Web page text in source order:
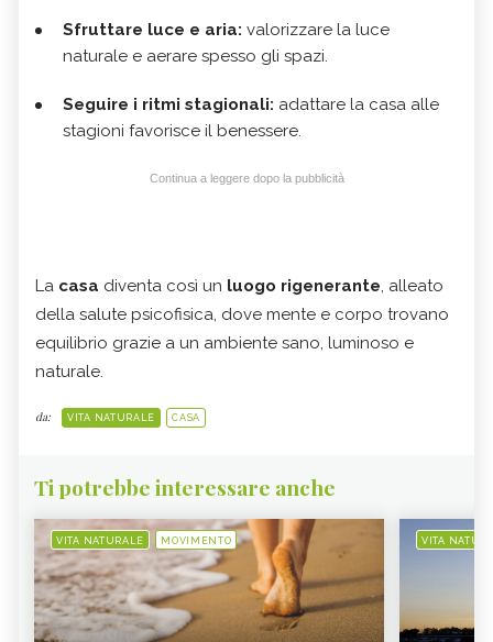
Sfruttare luce e aria: valorizzare la luce
naturale e aerare spesso gli spazi.
Seguire i ritmi stagionali: adattare la casa alle
stagioni favorisce il benessere.
Continua a leggere dopo la pubblicità
La casa diventa così un luogo rigenerante, alleato
della salute psicofisica, dove mente e corpo trovano
equilibrio grazie a un ambiente sano, luminoso e
naturale.
da: VITA NATURALE CASA
Ti potrebbe interessare anche
VITA NATURALE MOVIMENTO VITA